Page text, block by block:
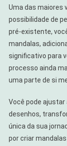
Uma das maiores
possibilidade de
pré-existente,
mandalas,
significativo para
processo ainda
uma parte de si
Você pode
desenhos,
única da sua
por criar